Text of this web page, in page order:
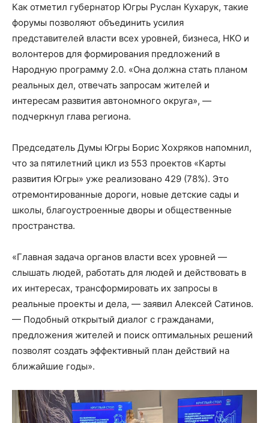
Как отметил губернатор Югры Руслан Кухарук, такие
форумы позволяют объединить усилия
представителей власти всех уровней, бизнеса, НКО и
волонтеров для формирования предложений в
Народную программу 2.0. «Она должна стать планом
реальных дел, отвечать запросам жителей и
интересам развития автономного округа», —
подчеркнул глава региона.
Председатель Думы Югры Борис Хохряков напомнил,
что за пятилетний цикл из 553 проектов «Карты
развития Югры» уже реализовано 429 (78%). Это
отремонтированные дороги, новые детские сады и
школы, благоустроенные дворы и общественные
пространства.
«Главная задача органов власти всех уровней —
слышать людей, работать для людей и действовать в
их интересах, трансформировать их запросы в
реальные проекты и дела, — заявил Алексей Сатинов.
— Подобный открытый диалог с гражданами,
предложения жителей и поиск оптимальных решений
позволят создать эффективный план действий на
ближайшие годы».